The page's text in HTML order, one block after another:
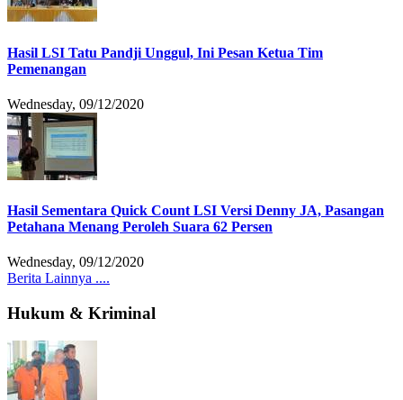
Hasil LSI Tatu Pandji Unggul, Ini Pesan Ketua Tim
Pemenangan
Wednesday, 09/12/2020
Hasil Sementara Quick Count LSI Versi Denny JA, Pasangan
Petahana Menang Peroleh Suara 62 Persen
Wednesday, 09/12/2020
Berita Lainnya ....
Hukum & Kriminal